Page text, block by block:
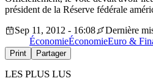
président de la Réserve fédérale
Sep 11, 2012 - 16:08
Dernière
ÉconomieÉconomieEuro &
Print Partager
LES PLUS LUS